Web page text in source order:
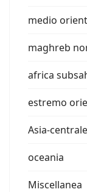
medio
maghreb
africa
estremo
Asia-
oceania
Miscellanea